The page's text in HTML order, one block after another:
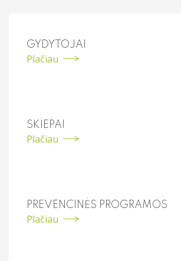
GYDYTOJAI
Plačiau
SKIEPAI
Plačiau
PREVENCINĖS PROGRAMOS
Plačiau